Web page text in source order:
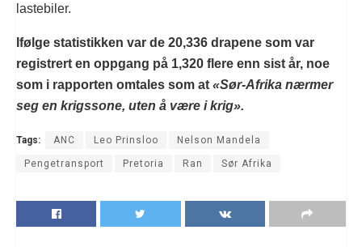
lastebiler.
Ifølge statistikken var de 20,336 drapene som var
registrert en oppgang på 1,320 flere enn sist år, noe
som i rapporten omtales som at «Sør-Afrika nærmer
seg en krigssone, uten å være i krig».
Tags: ANC Leo Prinsloo Nelson Mandela
Pengetransport Pretoria Ran Sør Afrika